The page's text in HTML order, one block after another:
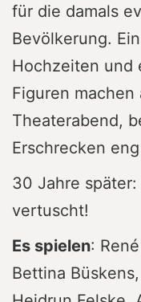
für die damals
Bevölkerung.
Hochzeiten und
Figuren
Theaterabend,
Erschrecken
30 Jahre
vertuscht!
Es spielen:
Bettina